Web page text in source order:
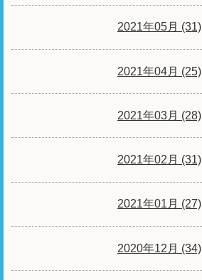
2021年05月 (31)
2021年04月 (25)
2021年03月 (28)
2021年02月 (31)
2021年01月 (27)
2020年12月 (34)